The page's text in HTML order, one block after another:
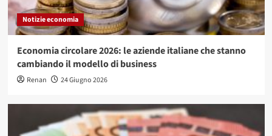
Notizie economia
Economia circolare 2026: le aziende italiane che stanno
cambiando il modello di business
Renan 24 Giugno 2026